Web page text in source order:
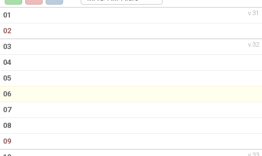
DOKUMENT
KONTAKT
v.31
01
02
v.32
03
04
05
06
07
08
09